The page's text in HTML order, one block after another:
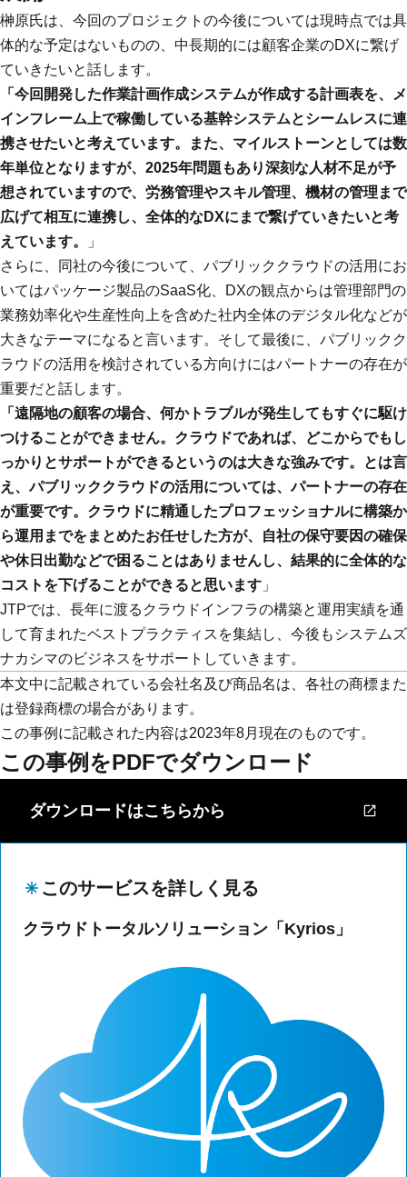
榊原氏は、今回のプロジェクトの今後については現時点では具
体的な予定はないものの、中長期的には顧客企業のDXに繋げ
ていきたいと話します。
「今回開発した作業計画作成システムが作成する計画表を、メ
インフレーム上で稼働している基幹システムとシームレスに連
携させたいと考えています。また、マイルストーンとしては数
年単位となりますが、2025年問題もあり深刻な人材不足が予
想されていますので、労務管理やスキル管理、機材の管理まで
広げて相互に連携し、全体的なDXにまで繋げていきたいと考
えています。
」
さらに、同社の今後について、パブリッククラウドの活用にお
いてはパッケージ製品のSaaS化、DXの観点からは管理部門の
業務効率化や生産性向上を含めた社内全体のデジタル化などが
大きなテーマになると言います。そして最後に、パブリックク
ラウドの活用を検討されている方向けにはパートナーの存在が
重要だと話します。
「遠隔地の顧客の場合、何かトラブルが発生してもすぐに駆け
つけることができません。クラウドであれば、どこからでもし
っかりとサポートができるというのは大きな強みです。とは言
え、パブリッククラウドの活用については、パートナーの存在
が重要です。クラウドに精通したプロフェッショナルに構築か
ら運用までをまとめたお任せした方が、自社の保守要因の確保
や休日出勤などで困ることはありませんし、結果的に全体的な
コストを下げることができると思います 」
JTPでは、長年に渡るクラウドインフラの構築と運用実績を通
して育まれたベストプラクティスを集結し、今後もシステムズ
ナカシマのビジネスをサポートしていきます。
本文中に記載されている会社名及び商品名は、各社の商標また
は登録商標の場合があります。
この事例に記載された内容は2023年8月現在のものです。
この事例をPDFでダウンロード
ダウンロードはこちらから
このサービスを詳しく見る
クラウドトータルソリューション「Kyrios」